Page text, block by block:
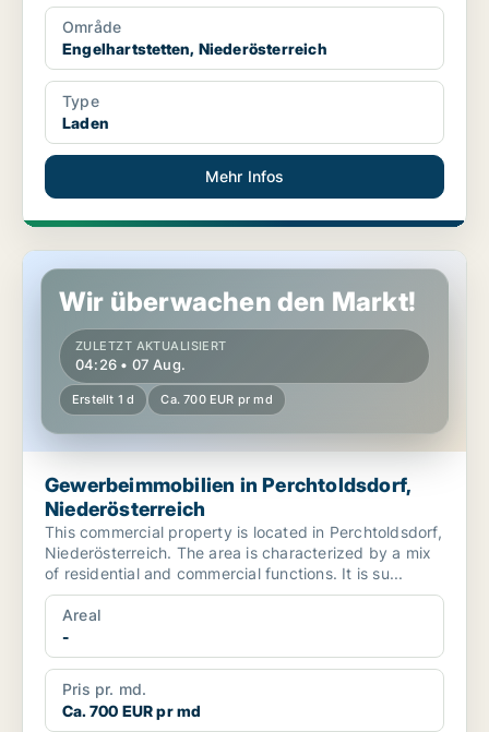
Område
Engelhartstetten, Niederösterreich
Type
Laden
Mehr Infos
Gewerbeimmobilien in Perchtoldsdorf, Niederösterreich
Wir überwachen den Markt!
ZULETZT AKTUALISIERT
04:26 • 07 Aug.
Erstellt 1 d Ca. 700 EUR pr md
Gewerbeimmobilien in Perchtoldsdorf,
Niederösterreich
This commercial property is located in Perchtoldsdorf,
Niederösterreich. The area is characterized by a mix
of residential and commercial functions. It is su...
Areal
-
Pris pr. md.
Ca. 700 EUR pr md